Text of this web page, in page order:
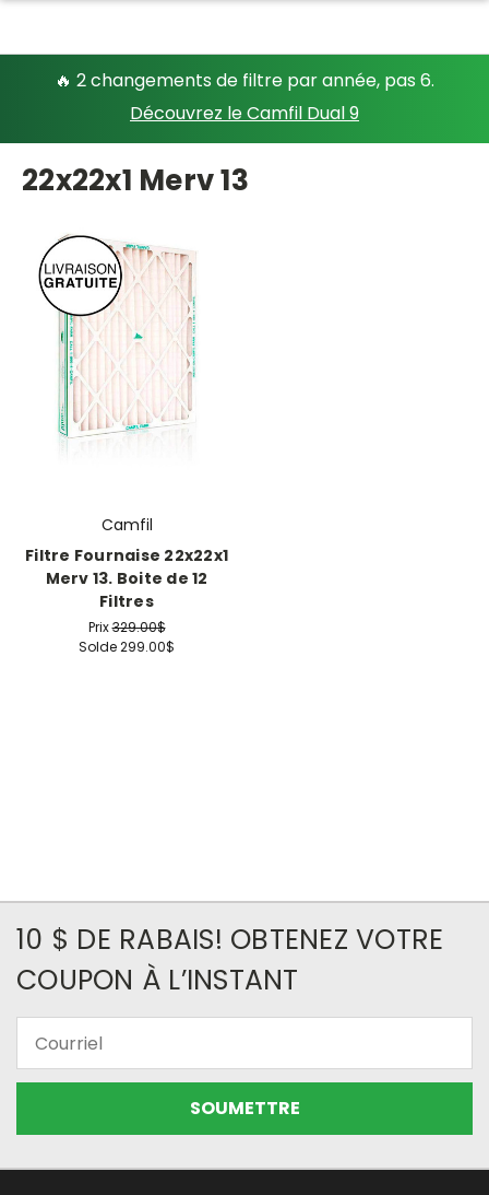
🔥 2 changements de filtre par année, pas 6.
Découvrez le Camfil Dual 9
22x22x1 Merv 13
Camfil
Filtre Fournaise 22x22x1
Merv 13. Boite de 12
Filtres
Prix329.00$
Solde299.00$
10 $ DE RABAIS! OBTENEZ VOTRE
COUPON À L’INSTANT